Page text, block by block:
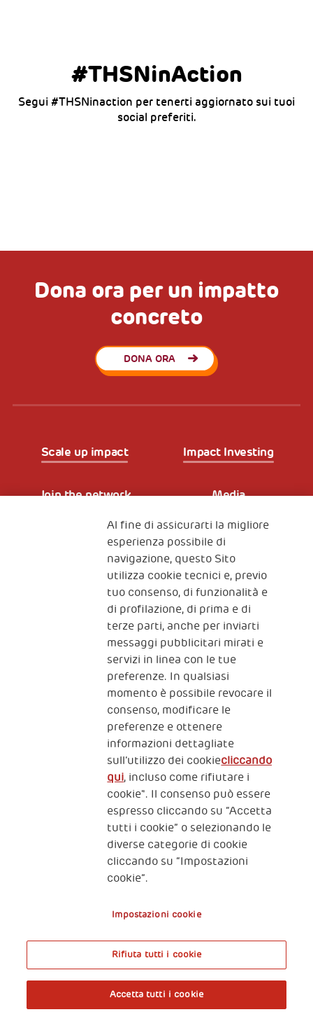
#THSNinAction
Segui #THSNinaction per tenerti aggiornato sui tuoi
social preferiti.
Dona ora per un impatto
concreto
DONA ORA
Scale up impact Impact Investing
Join the network Media
Iscriviti alla newsletter
Fondazione
The Human Safety Net
CONTATTACI
2, Piazza Duca degli Abruzzi 34132
Trieste Italy
Fiscal code (Italy) 90017740326
VAT code 01372940328
Privacy & GDPR Policy cookies
A World of Potential
Prenota l’ingresso libero alla mostra
Al fine di assicurarti la migliore
esperienza possibile di
navigazione, questo Sito
utilizza cookie tecnici e, previo
tuo consenso, di funzionalità e
di profilazione, di prima e di
terze parti, anche per inviarti
messaggi pubblicitari mirati e
servizi in linea con le tue
preferenze. In qualsiasi
momento è possibile revocare il
consenso, modificare le
preferenze e ottenere
informazioni dettagliate
sull’utilizzo dei cookiecliccando
qui, incluso come rifiutare i
cookie". Il consenso può essere
espresso cliccando su “Accetta
tutti i cookie” o selezionando le
diverse categorie di cookie
cliccando su “Impostazioni
cookie”.
Impostazioni cookie
Rifiuta tutti i cookie
Accetta tutti i cookie